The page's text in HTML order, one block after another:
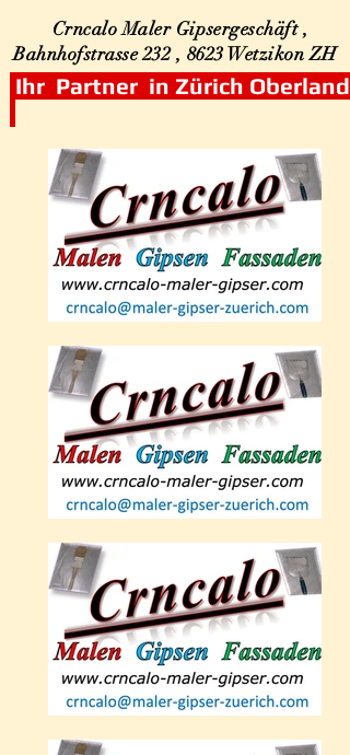
Crncalo Maler Gipsergeschäft ,
Bahnhofstrasse 232 , 8623Wetzikon ZH
Ihr Partner in Zürich Oberland